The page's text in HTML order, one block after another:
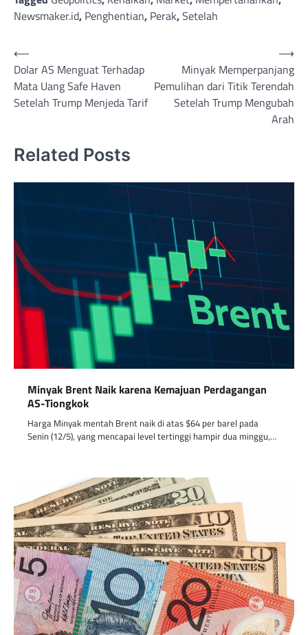
Newsmaker.id, Penghentian, Perak,Setelah
Post
navigation
⟵
Dolar AS Menguat Terhadap
Mata Uang Safe Haven
Setelah Trump Menjeda Tarif
Minyak Memperpanjang
Pemulihan dari Titik Terendah
Setelah Trump Mengubah
Arah
⟶
Related Posts
Minyak Brent Naik karena Kemajuan Perdagangan
AS-Tiongkok
Harga Minyak mentah Brent naik di atas $64 per barel pada
Senin (12/5), yang mencapai level tertinggi hampir dua minggu,…